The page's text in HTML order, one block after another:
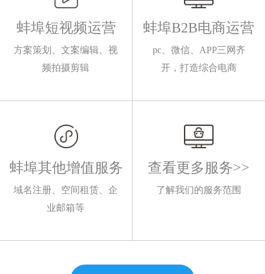
蚌埠短视频运营
方案策划、文案编辑、视
频拍摄剪辑
蚌埠B2B电商运营
pc、微信、APP三网齐
开，打造综合电商
蚌埠其他增值服务
域名注册、空间租赁、企
业邮箱等
查看更多服务>>
了解我们的服务范围